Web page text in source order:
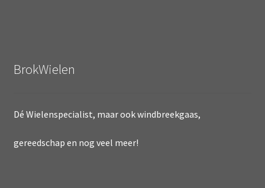
BrokWielen
Dé Wielenspecialist, maar ook windbreekgaas,
gereedschap en nog veel meer!